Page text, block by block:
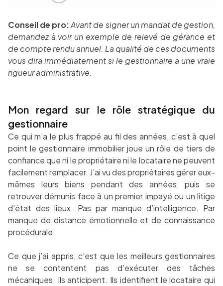
Conseil de pro: Avant de signer un mandat de gestion,
demandez à voir un exemple de relevé de gérance et
de compte rendu annuel. La qualité de ces documents
vous dira immédiatement si le gestionnaire a une vraie
rigueur administrative.
Mon regard sur le rôle stratégique du
gestionnaire
Ce qui m’a le plus frappé au fil des années, c’est à quel
point le gestionnaire immobilier joue un rôle de tiers de
confiance que ni le propriétaire ni le locataire ne peuvent
facilement remplacer. J’ai vu des propriétaires gérer eux-
mêmes leurs biens pendant des années, puis se
retrouver démunis face à un premier impayé ou un litige
d’état des lieux. Pas par manque d’intelligence. Par
manque de distance émotionnelle et de connaissance
procédurale.
Ce que j’ai appris, c’est que les meilleurs gestionnaires
ne se contentent pas d’exécuter des tâches
mécaniques. Ils anticipent. Ils identifient le locataire qui